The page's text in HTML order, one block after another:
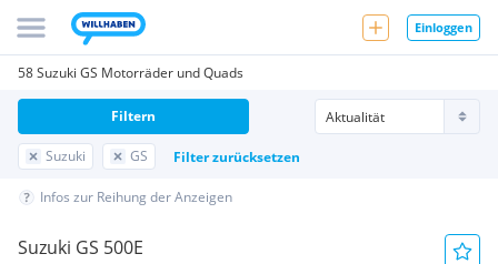
Einloggen
58 Suzuki GS Motorräder und Quads
Suzuki GS Filter zurücksetzen
Filtern
Infos zur Reihung der Anzeigen
Suzuki GS 500E